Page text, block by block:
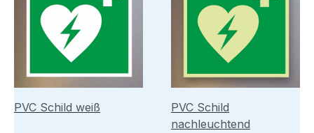
PVC Schild weiß
PVC Schild
nachleuchtend